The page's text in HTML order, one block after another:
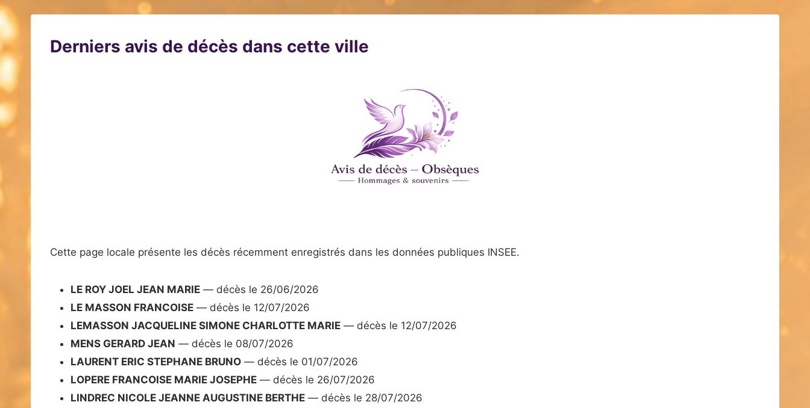
Derniers avis de décès dans cette ville
Cette page locale présente les décès récemment enregistrés dans les données publiques INSEE.
LE ROY JOEL JEAN MARIE — décès le 26/06/2026
LE MASSON FRANCOISE — décès le 12/07/2026
LEMASSON JACQUELINE SIMONE CHARLOTTE MARIE — décès le 12/07/2026
MENS GERARD JEAN — décès le 08/07/2026
LAURENT ERIC STEPHANE BRUNO — décès le 01/07/2026
LOPERE FRANCOISE MARIE JOSEPHE — décès le 26/07/2026
LINDREC NICOLE JEANNE AUGUSTINE BERTHE — décès le 28/07/2026